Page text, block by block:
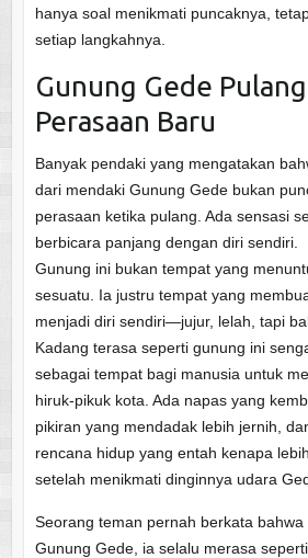
hanya soal menikmati puncaknya,
setiap langkahnya.
Gunung Gede
Perasaan Baru
Banyak pendaki yang mengatakan
dari mendaki Gunung Gede bukan
perasaan ketika pulang. Ada sensasi
berbicara panjang dengan diri sendiri.
Gunung ini bukan tempat yang
sesuatu. Ia justru tempat yang
menjadi diri sendiri—jujur, lelah, tapi
Kadang terasa seperti gunung ini
sebagai tempat bagi manusia untuk
hiruk-pikuk kota. Ada napas yang
pikiran yang mendadak lebih jernih,
rencana hidup yang entah kenapa
setelah menikmati dinginnya udara
Seorang teman pernah berkata
Gunung Gede, ia selalu merasa